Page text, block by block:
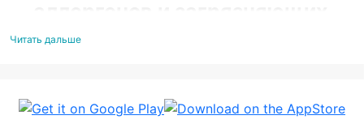
Мощная циркуляция воздуха обеспечивает эффективную
Читать дальше